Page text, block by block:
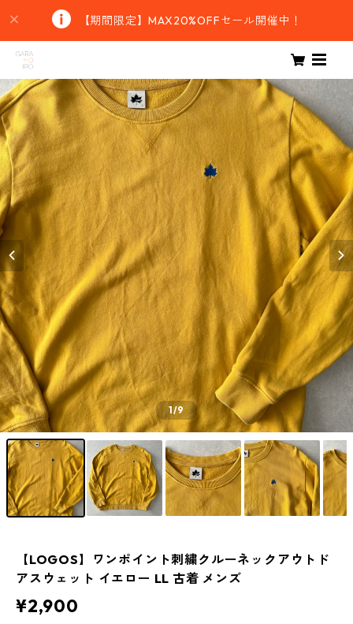
【期間限定】MAX20%OFFセール開催中！
1/9
【LOGOS】ワンポイント刺繍クルーネックアウトド
アスウェット イエロー LL 古着 メンズ
¥2,900